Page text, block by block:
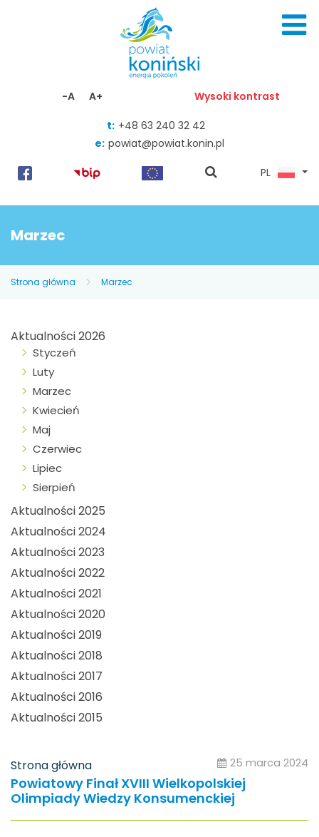
-A A+ Wysoki kontrast
t: +48 63 240 32 42
e: powiat@powiat.konin.pl
pokaż
PL
Marzec
Strona główna Marzec
Aktualności 2026
Styczeń
Luty
Marzec
Kwiecień
Maj
Czerwiec
Lipiec
Sierpień
Aktualności 2025
Aktualności 2024
Aktualności 2023
Aktualności 2022
Aktualności 2021
Aktualności 2020
Aktualności 2019
Aktualności 2018
Aktualności 2017
Aktualności 2016
Aktualności 2015
Strona główna 25 marca 2024
Powiatowy Finał XVIII Wielkopolskiej
Olimpiady Wiedzy Konsumenckiej